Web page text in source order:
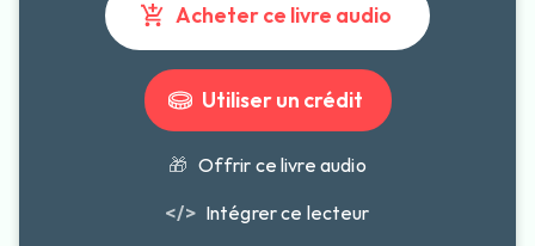
Acheter ce livre audio
Utiliser un crédit
🎁 Offrir ce livre audio
</> Intégrer ce lecteur